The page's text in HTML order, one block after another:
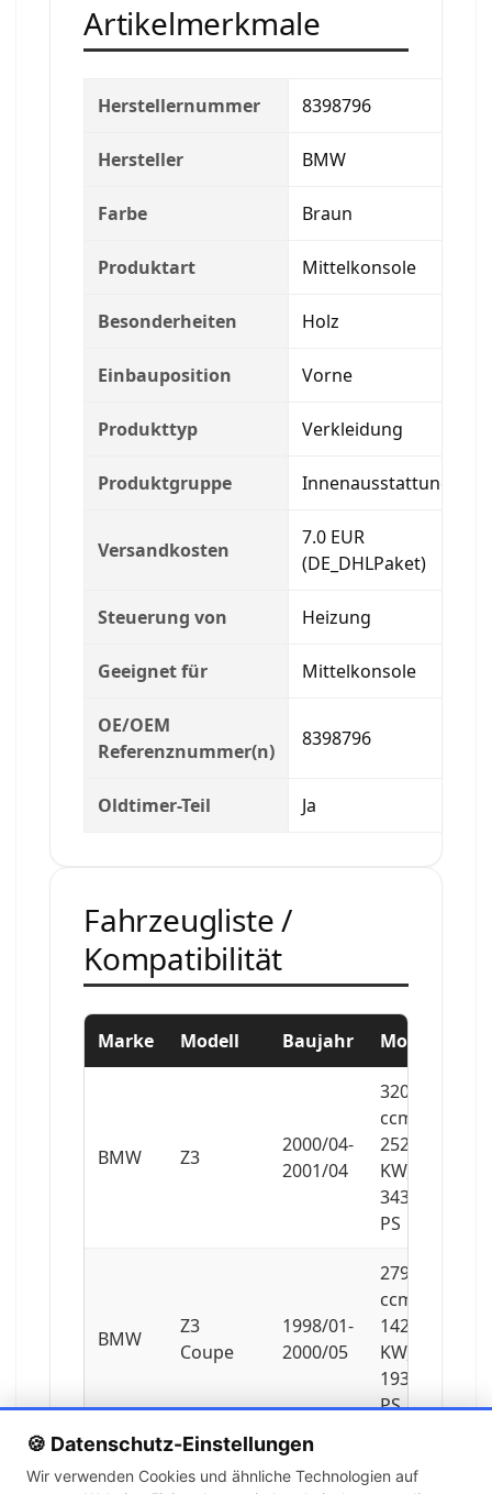
🍪 Datenschutz-Einstellungen
Wir verwenden Cookies und ähnliche Technologien auf
Artikelmerkmale
Herstellernummer 8398796
Hersteller BMW
Farbe Braun
Produktart Mittelkonsole
Besonderheiten Holz
Einbauposition Vorne
Produkttyp Verkleidung
Produktgruppe Innenausstattung
Versandkosten
7.0 EUR
(DE_DHLPaket)
Steuerung von Heizung
Geeignet für Mittelkonsole
OE/OEM
Referenznummer(n)
8398796
Oldtimer-Teil Ja
Fahrzeugliste /
Kompatibilität
Marke Modell Baujahr Motor
BMW Z3
2000/04-
2001/04
3201
ccm,
252
KW,
343
PS
BMW
Z3
Coupe
1998/01-
2000/05
2793
ccm,
142
KW,
193
PS
ccm,